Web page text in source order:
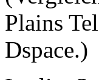
Plains
Dspace.)